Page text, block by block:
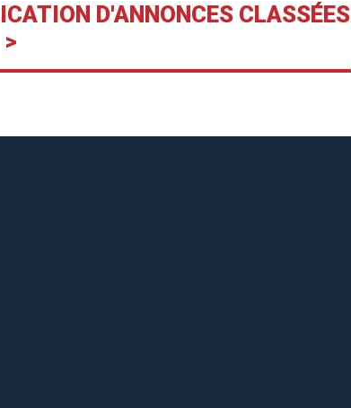
D'ANNONCES CLASSÉES
>